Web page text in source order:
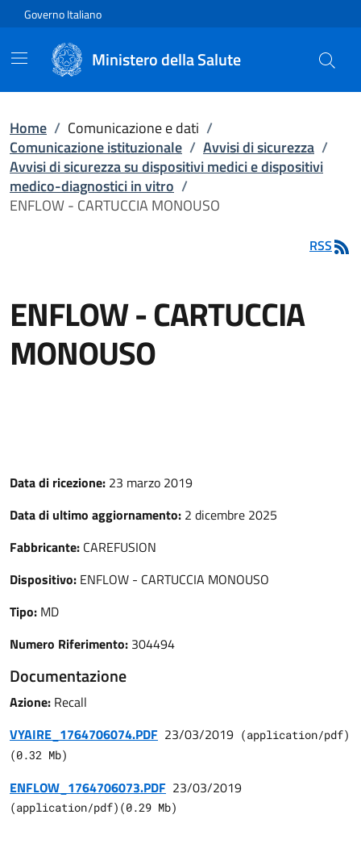
Vai direttamente al contenuto
Governo Italiano
Ministero della Salute
Home / Comunicazione e dati /
Comunicazione istituzionale / Avvisi di sicurezza /
Avvisi di sicurezza su dispositivi medici e dispositivi
medico-diagnostici in vitro /
ENFLOW - CARTUCCIA MONOUSO
RSS
ENFLOW - CARTUCCIA
MONOUSO
Data di ricezione: 23 marzo 2019
Data di ultimo aggiornamento: 2 dicembre 2025
Fabbricante: CAREFUSION
Dispositivo: ENFLOW - CARTUCCIA MONOUSO
Tipo: MD
Numero Riferimento: 304494
Documentazione
Azione: Recall
VYAIRE_1764706074.PDF 23/03/2019 (application/pdf)
(0.32 Mb)
ENFLOW_1764706073.PDF 23/03/2019
(application/pdf) (0.29 Mb)